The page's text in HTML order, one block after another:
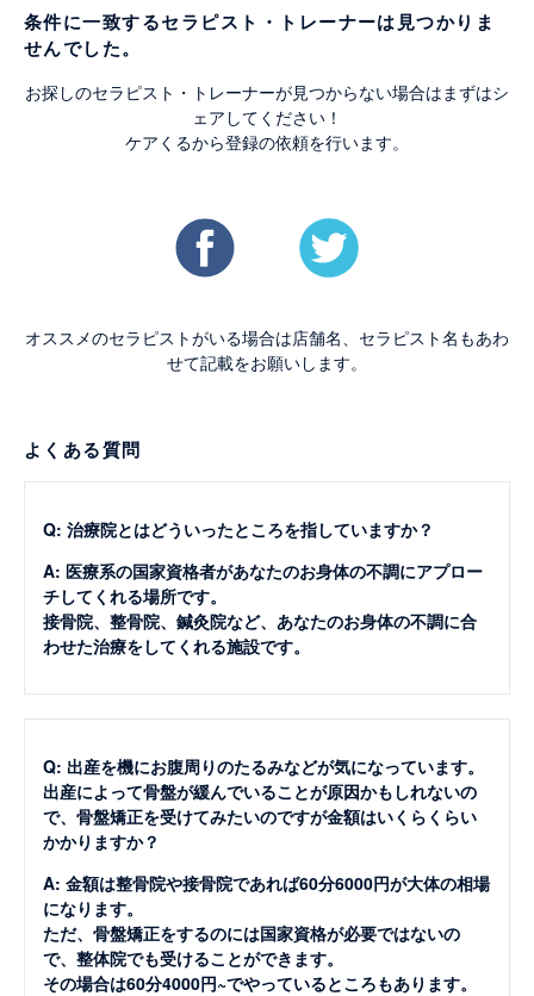
条件に一致するセラピスト・トレーナーは見つかりま
せんでした。
お探しのセラピスト・トレーナーが見つからない場合はまずはシ
ェアしてください！
ケアくるから登録の依頼を行います。
オススメのセラピストがいる場合は店舗名、セラピスト名もあわ
せて記載をお願いします。
よくある質問
Q: 治療院とはどういったところを指していますか？
A: 医療系の国家資格者があなたのお身体の不調にアプロー
チしてくれる場所です。
接骨院、整骨院、鍼灸院など、あなたのお身体の不調に合
わせた治療をしてくれる施設です。
Q: 出産を機にお腹周りのたるみなどが気になっています。
出産によって骨盤が緩んでいることが原因かもしれないの
で、骨盤矯正を受けてみたいのですが金額はいくらくらい
かかりますか？
A: 金額は整骨院や接骨院であれば60分6000円が大体の相場
になります。
ただ、骨盤矯正をするのには国家資格が必要ではないの
で、整体院でも受けることができます。
その場合は60分4000円~でやっているところもあります。